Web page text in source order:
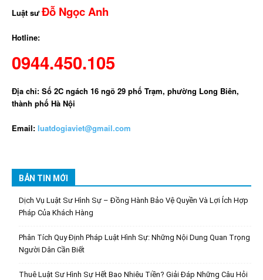
Luật sưĐỗ Ngọc Anh
Hotline:
0944.450.105
Địa chỉ: Số 2C ngách 16 ngõ 29 phố Trạm, phường Long Biên,
thành phố Hà Nội
Email: luatdogiaviet@gmail.com
BẢN TIN MỚI
Dịch Vụ Luật Sư Hình Sự – Đồng Hành Bảo Vệ Quyền Và Lợi Ích Hợp
Pháp Của Khách Hàng
Phân Tích Quy Định Pháp Luật Hình Sự: Những Nội Dung Quan Trọng
Người Dân Cần Biết
Thuê Luật Sư Hình Sự Hết Bao Nhiêu Tiền? Giải Đáp Những Câu Hỏi